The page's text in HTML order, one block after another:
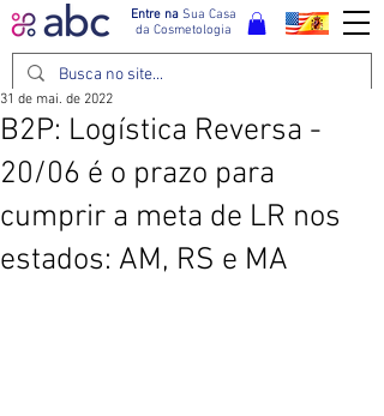
Entre naSua Casa
da Cosmetologia
B2P: Logística Reversa -
20/06 é o prazo para
cumprir a meta de LR nos
estados: AM, RS e MA
31 de mai. de 2022